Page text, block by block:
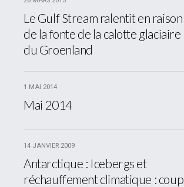
Le Gulf Stream ralentit en raison
de la fonte de la calotte glaciaire
du Groenland
1 MAI 2014
Mai 2014
14 JANVIER 2009
Antarctique : Icebergs et
réchauffement climatique : coup